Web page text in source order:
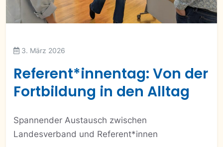
3. März 2026
Referent*innentag: Von der
Fortbildung in den Alltag
Spannender Austausch zwischen
Landesverband und Referent*innen